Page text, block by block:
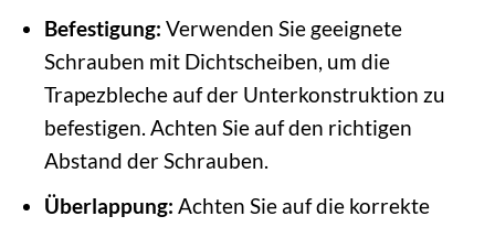
Befestigung: Verwenden Sie geeignete
Schrauben mit Dichtscheiben, um die
Trapezbleche auf der Unterkonstruktion zu
befestigen. Achten Sie auf den richtigen
Abstand der Schrauben.
Überlappung: Achten Sie auf die korrekte